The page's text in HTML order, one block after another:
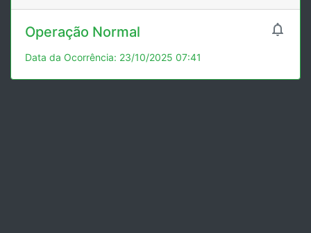

Operação Normal
Data da Ocorrência: 23/10/2025 07:41